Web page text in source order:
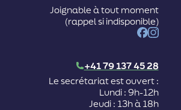
Joignable à tout moment
(rappel si indisponible)
Facebook
+41 79 137 45 28
Le secrétariat est ouvert :
Lundi : 9h-12h
Jeudi : 13h à 18h